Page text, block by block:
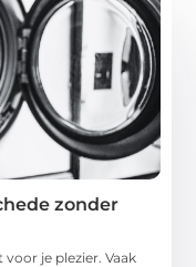
zonder
je plezier. Vaak